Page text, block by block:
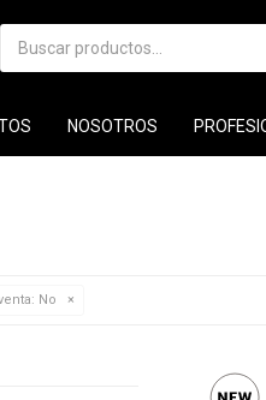
NOSOTROS
No